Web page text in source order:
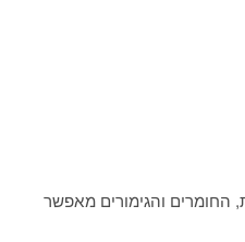
החומרים והגימורים מאפשר